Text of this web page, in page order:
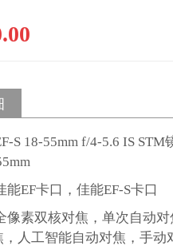
S 18-55mm f/4-5.6 IS STM
能EF卡口，佳能EF-S卡口
像素双核对焦，单次自动
，人工智能自动对焦，手动